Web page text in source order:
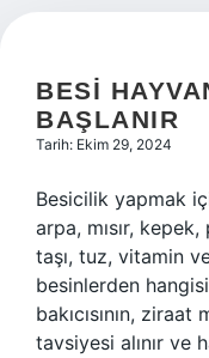
BESI
BAŞLANIR
Tarih: Ekim 29, 2024
Besicilik yapmak
arpa, mısır,
taşı, tuz, vitamin
besinlerden
bakıcısının,
tavsiyesi alınır ve